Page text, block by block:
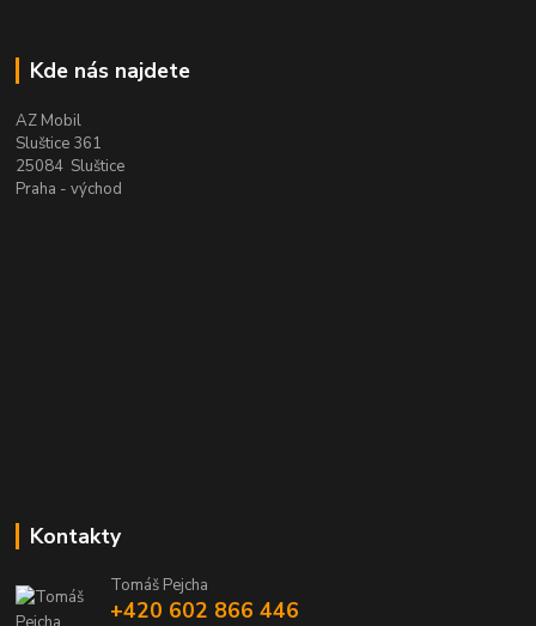
Kde nás najdete
AZ Mobil
Sluštice 361
25084 Sluštice
Praha - východ
Kontakty
Tomáš Pejcha
+420 602 866 446